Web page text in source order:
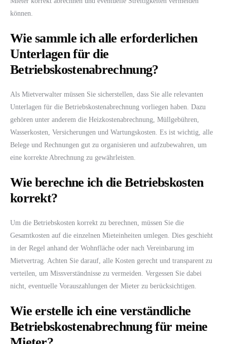
können.
Wie sammle ich alle erforderlichen
Unterlagen für die
Betriebskostenabrechnung?
Als Mietverwalter müssen Sie sicherstellen, dass Sie alle relevanten
Unterlagen für die Betriebskostenabrechnung vorliegen haben. Dazu
gehören unter anderem die Heizkostenabrechnung, Müllgebühren,
Wasserkosten, Versicherungen und Wartungskosten. Es ist wichtig, alle
Belege und Rechnungen gut zu organisieren und aufzubewahren, um
eine korrekte Abrechnung zu gewährleisten.
Wie berechne ich die Betriebskosten
korrekt?
Um die Betriebskosten korrekt zu berechnen, müssen Sie die
Gesamtkosten auf die einzelnen Mieteinheiten umlegen. Dies geschieht
in der Regel anhand der Wohnfläche oder nach Vereinbarung im
Mietvertrag. Achten Sie darauf, alle Kosten gerecht und transparent zu
verteilen, um Missverständnisse zu vermeiden. Vergessen Sie dabei
nicht, eventuelle Vorauszahlungen der Mieter zu berücksichtigen.
Wie erstelle ich eine verständliche
Betriebskostenabrechnung für meine